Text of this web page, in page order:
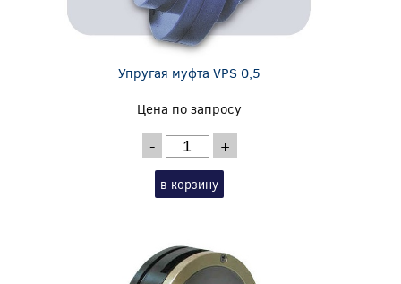
Упругая муфта VPS 0,5
Цена по запросу
- +
в корзину